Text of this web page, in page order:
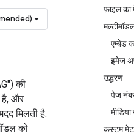
फ़ाइल का
एम्बेड
इमेज
उद्धरण
पेज
कस्टम
की
है, और
मिलती है.
को